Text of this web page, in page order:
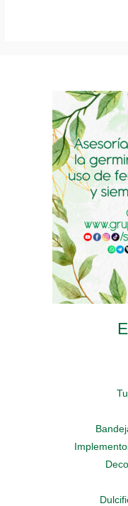
options
may
be
chosen
on
the
product
page